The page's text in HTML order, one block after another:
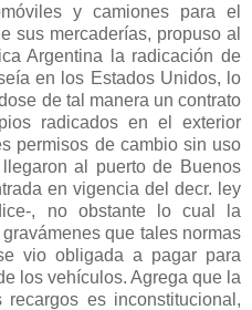
y camiones para el
sus mercaderías, propuso al
Argentina la radicación de
en los Estados Unidos, lo
de tal manera un contrato
radicados en el exterior
permisos de cambio sin uso
al puerto de Buenos
en vigencia del decr. ley
, no obstante lo cual
la
que tales normas
vio obligada a pagar para
los vehículos. Agrega que la
es inconstitucional,